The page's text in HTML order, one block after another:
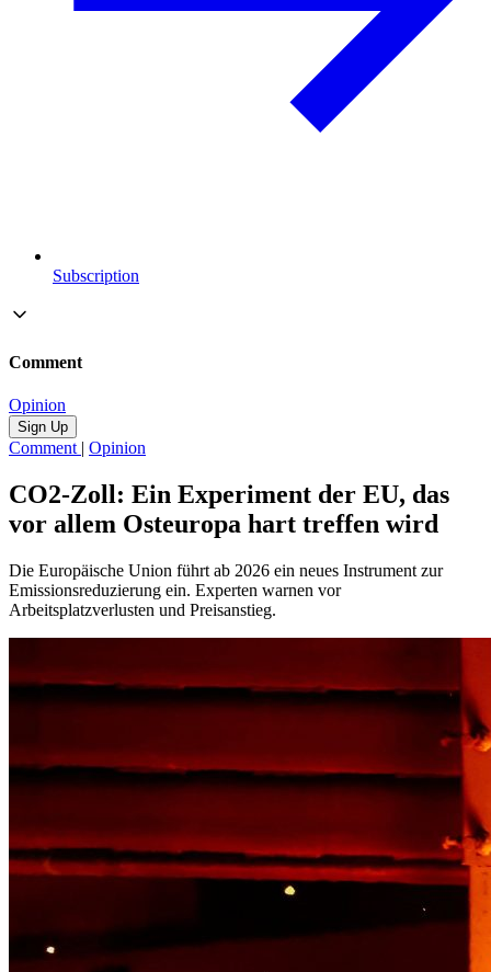
Subscription
Comment
Opinion
Sign Up
Comment | Opinion
CO2-Zoll: Ein Experiment der EU, das
vor allem Osteuropa hart treffen wird
Die Europäische Union führt ab 2026 ein neues Instrument zur
Emissionsreduzierung ein. Experten warnen vor
Arbeitsplatzverlusten und Preisanstieg.